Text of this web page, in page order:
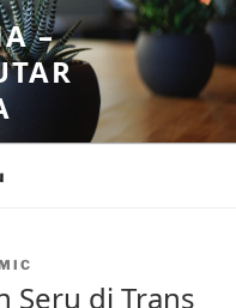
–
Seru di Trans